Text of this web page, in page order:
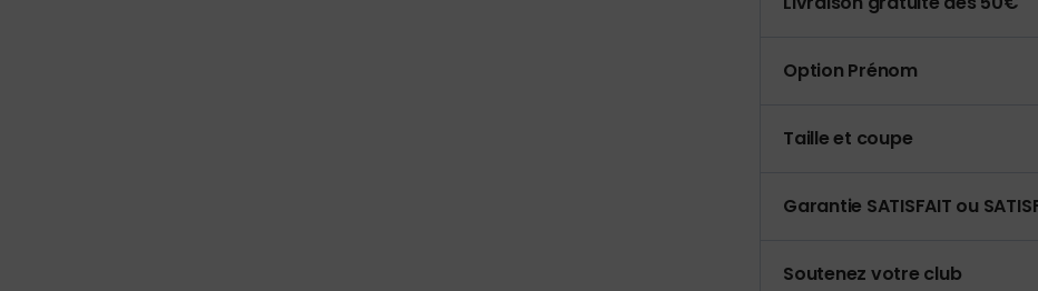
Option Prénom
Taille et coupe
Garantie SATISFAIT ou
Soutenez votre club